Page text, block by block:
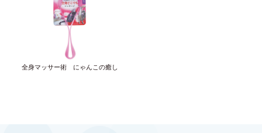
全身マッサー術 にゃんこの癒し